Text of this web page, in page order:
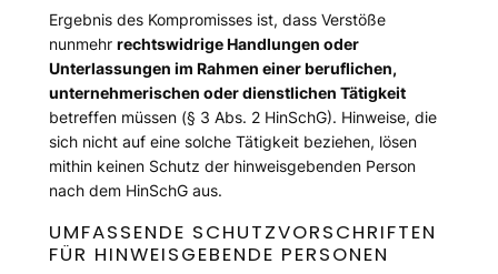
Ergebnis des Kompromisses ist, dass Verstöße
nunmehr rechtswidrige Handlungen oder
Unterlassungen im Rahmen einer beruflichen,
unternehmerischen oder dienstlichen Tätigkeit
betreffen müssen (§ 3 Abs. 2 HinSchG). Hinweise, die
sich nicht auf eine solche Tätigkeit beziehen, lösen
mithin keinen Schutz der hinweisgebenden Person
nach dem HinSchG aus.
UMFASSENDE SCHUTZVORSCHRIFTEN
FÜR HINWEISGEBENDE PERSONEN